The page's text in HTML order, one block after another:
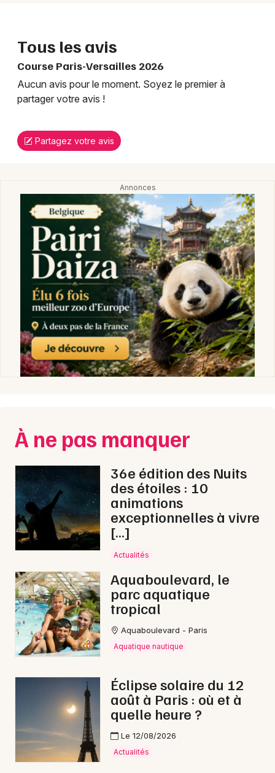
Tous les avis
Course Paris-Versailles 2026
Aucun avis pour le moment. Soyez le premier à
partager votre avis !
Partagez votre avis
À ne pas manquer
36e édition des Nuits
des étoiles : 10
animations
exceptionnelles à vivre
[…]
Actualités
Aquaboulevard, le
parc aquatique
tropical
Aquaboulevard - Paris
Aquatique nautique
Éclipse solaire du 12
août à Paris : où et à
quelle heure ?
Le 12/08/2026
Actualités